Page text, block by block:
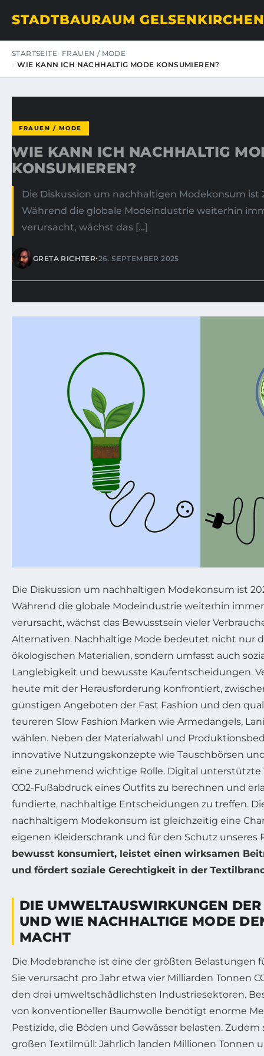
STADTBAURAUM GELSENKIRCHEN
STARTSEITE FRAUEN / MODE
WIE KANN ICH NACHHALTIG MODE KONSUMIEREN?
FRAUEN / MODE
WIE KANN ICH NACHHALTIG
KONSUMIEREN?
Die Diskussion um nachhaltigen Modekonsum ist
Während die globale Modeindustrie weiterhin
verursacht, wächst das […]
GRETA RICHTER•26. SEPTEMBER 2025
Die Diskussion um nachhaltigen Modekonsum ist
Während die globale Modeindustrie weiterhin
verursacht, wächst das Bewusstsein vieler
Alternativen. Nachhaltige Mode bedeutet nicht nur
ökologischen Materialien, sondern umfasst auch
Langlebigkeit und bewusste Kaufentscheidungen.
heute mit der Herausforderung konfrontiert,
günstigen Angeboten der Fast Fashion und den
teureren Slow Fashion Marken wie Armedangels,
wählen. Neben der Materialwahl und
innovative Nutzungskonzepte wie Tauschbörsen
eine zunehmend wichtige Rolle. Digital unterstützte
CO2-Fußabdruck eines Outfits zu berechnen und
fundierte, nachhaltige Entscheidungen zu treffen.
nachhaltigem Modekonsum ist gleichzeitig eine
eigenen Kleiderschrank und für den Schutz unseres
bewusst konsumiert, leistet einen wirksamen
und fördert soziale Gerechtigkeit in der
DIE UMWELTAUSWIRKUNGEN
UND WIE NACHHALTIGE MODE
MACHT
Die Modebranche ist eine der größten Belastungen
Sie verursacht pro Jahr etwa vier Milliarden Tonnen
den drei umweltschädlichsten Industriesektoren.
von konventioneller Baumwolle benötigt enorme
Pestizide, die Böden und Gewässer belasten.
großen Textilmüll: Jährlich landen Millionen Tonnen